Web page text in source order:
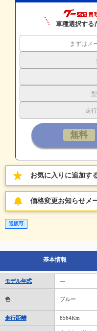
車種選択する
まずはメ
走
お気に入りに追加す
価格変更お知らせメ
通販可
基本情報
モデル年式 ―
色 ブルー
走行距離 8564Km